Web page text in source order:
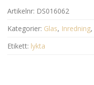
Artikelnr: DS016062
Kategorier: Glas, Inredning,
Etikett: lykta